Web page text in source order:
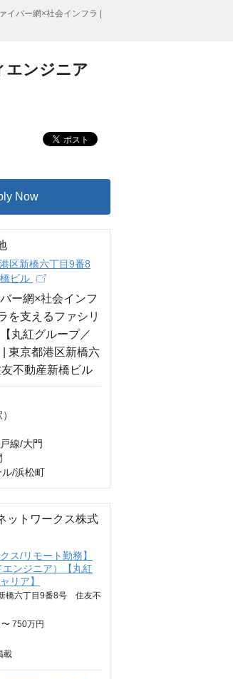
イバー網×社会インフラ |
エンジニア
Now
区新橋六丁目9番8
ビル
線/大門
/浜松町
ットワークス株式
ス/リモート勤務】
ンジニア）【丸紅
リア】
橋六丁目9番8号 住友不
750万円
載